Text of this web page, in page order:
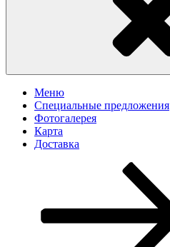
Меню
Специальные предложения
Фотогалерея
Карта
Доставка